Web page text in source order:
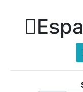
en 3D -
en 3D -
